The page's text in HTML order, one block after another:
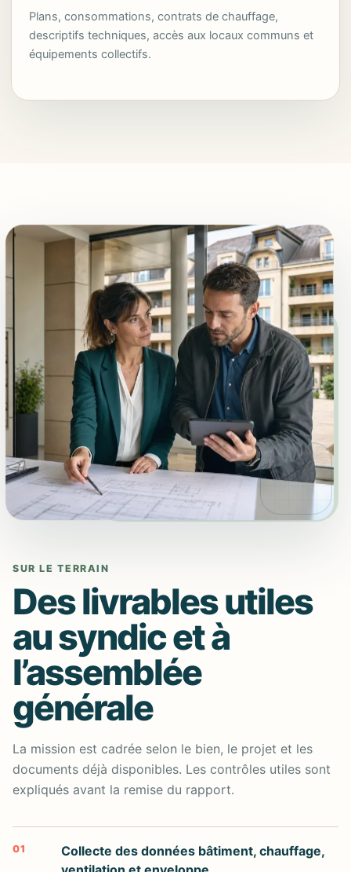
Plans, consommations, contrats de chauffage,
descriptifs techniques, accès aux locaux communs et
équipements collectifs.
SUR LE TERRAIN
Des livrables utiles
au syndic et à
l’assemblée
générale
La mission est cadrée selon le bien, le projet et les
documents déjà disponibles. Les contrôles utiles sont
expliqués avant la remise du rapport.
01
Collecte des données bâtiment, chauffage,